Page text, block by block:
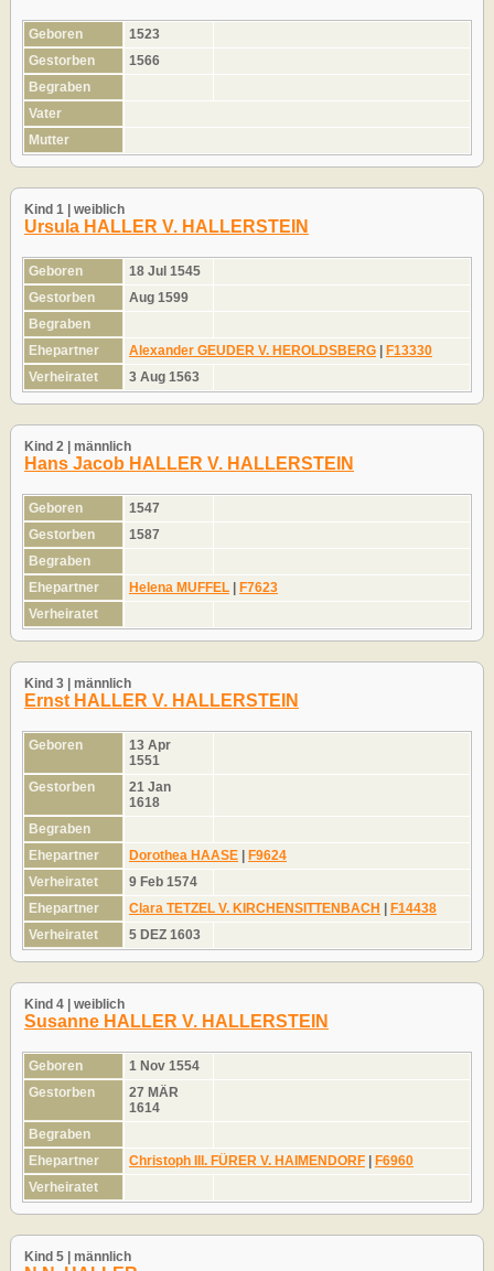
Geboren
1523
Gestorben
1566
Begraben
Vater
Mutter
Kind 1 | weiblich
Ursula HALLER V. HALLERSTEIN
Geboren
18 Jul 1545
Gestorben
Aug 1599
Begraben
Ehepartner
Alexander GEUDER V. HEROLDSBERG | F13330
Verheiratet
3 Aug 1563
Kind 2 | männlich
Hans Jacob HALLER V. HALLERSTEIN
Geboren
1547
Gestorben
1587
Begraben
Ehepartner
Helena MUFFEL | F7623
Verheiratet
Kind 3 | männlich
Ernst HALLER V. HALLERSTEIN
Geboren
13 Apr
1551
Gestorben
21 Jan
1618
Begraben
Ehepartner
Dorothea HAASE | F9624
Verheiratet
9 Feb 1574
Ehepartner
Clara TETZEL V. KIRCHENSITTENBACH | F14438
Verheiratet
5 DEZ 1603
Kind 4 | weiblich
Susanne HALLER V. HALLERSTEIN
Geboren
1 Nov 1554
Gestorben
27 MÄR
1614
Begraben
Ehepartner
Christoph III. FÜRER V. HAIMENDORF | F6960
Verheiratet
Kind 5 | männlich